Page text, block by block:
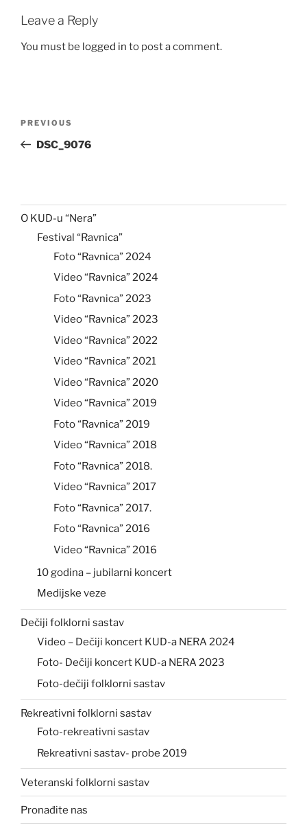
Leave a Reply
You must be logged in to post a comment.
Previous
Post
PREVIOUS
DSC_9076
O KUD-u “Nera”
Festival “Ravnica”
Foto “Ravnica” 2024
Video “Ravnica” 2024
Foto “Ravnica” 2023
Video “Ravnica” 2023
Video “Ravnica” 2022
Video “Ravnica” 2021
Video “Ravnica” 2020
Video “Ravnica” 2019
Foto “Ravnica” 2019
Video “Ravnica” 2018
Foto “Ravnica” 2018.
Video “Ravnica” 2017
Foto “Ravnica” 2017.
Foto “Ravnica” 2016
Video “Ravnica” 2016
10 godina – jubilarni koncert
Medijske veze
Dečiji folklorni sastav
Video – Dečiji koncert KUD-a NERA 2024
Foto- Dečiji koncert KUD-a NERA 2023
Foto-dečiji folklorni sastav
Rekreativni folklorni sastav
Foto-rekreativni sastav
Rekreativni sastav- probe 2019
Veteranski folklorni sastav
Pronađite nas